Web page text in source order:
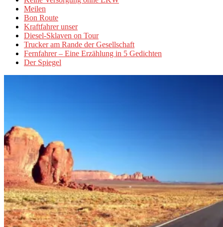
Meilen
Bon Route
Kraftfahrer unser
Diesel-Sklaven on Tour
Trucker am Rande der Gesellschaft
Fernfahrer – Eine Erzählung in 5 Gedichten
Der Spiegel